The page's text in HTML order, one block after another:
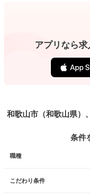
アプリなら求
和歌山市（和歌山県）
条件
職種
こだわり条件